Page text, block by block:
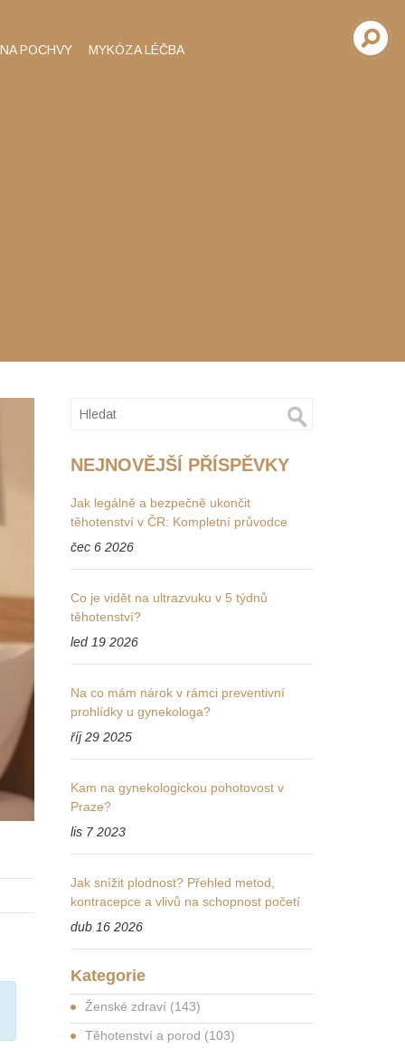
POCHVY MYKÓZA LÉČBA
NEJNOVĚJŠÍ PŘÍSPĚVKY
Jak legálně a bezpečně ukončit
těhotenství v ČR: Kompletní průvodce
čec 6 2026
Co je vidět na ultrazvuku v 5 týdnů
těhotenství?
led 19 2026
Na co mám nárok v rámci preventivní
prohlídky u gynekologa?
říj 29 2025
Kam na gynekologickou pohotovost v
Praze?
lis 7 2023
Jak snížit plodnost? Přehled metod,
kontracepce a vlivů na schopnost početí
dub 16 2026
Kategorie
Ženské zdraví (143)
Těhotenství a porod (103)